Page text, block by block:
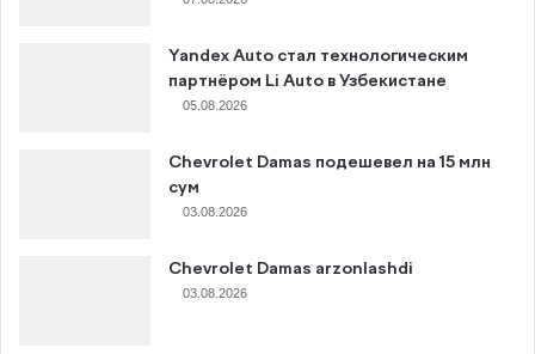
Yandex Auto стал технологическим
партнёром Li Auto в Узбекистане
05.08.2026
Chevrolet Damas подешевел на 15 млн
сум
03.08.2026
Chevrolet Damas arzonlashdi
03.08.2026